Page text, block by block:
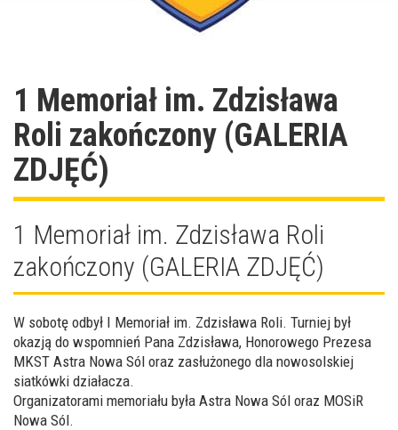
1 Memoriał im. Zdzisława
Roli zakończony (GALERIA
ZDJĘĆ)
1 Memoriał im. Zdzisława Roli
zakończony (GALERIA ZDJĘĆ)
W sobotę odbył I Memoriał im. Zdzisława Roli. Turniej był
okazją do wspomnień Pana Zdzisława, Honorowego Prezesa
MKST Astra Nowa Sól oraz zasłużonego dla nowosolskiej
siatkówki działacza.
Organizatorami memoriału była Astra Nowa Sól oraz MOSiR
Nowa Sól.